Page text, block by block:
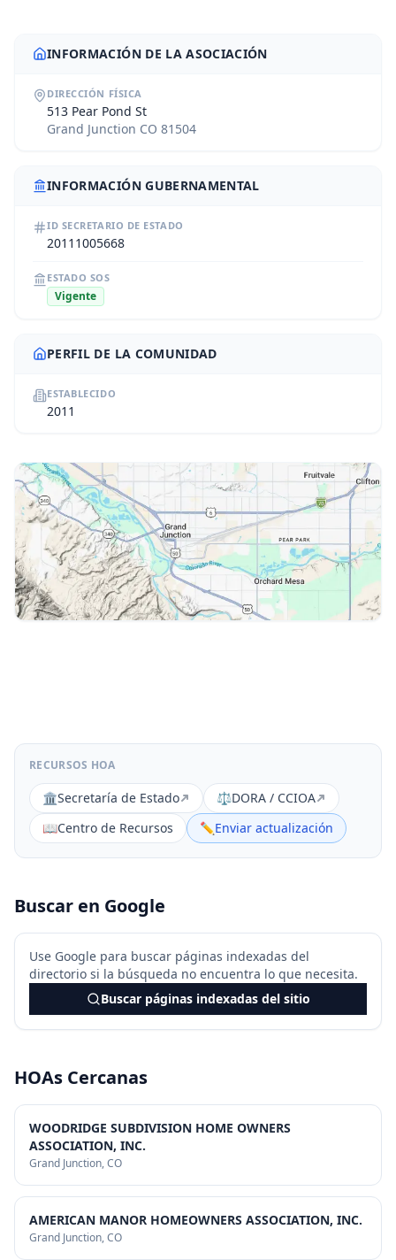
INFORMACIÓN DE LA ASOCIACIÓN
DIRECCIÓN FÍSICA
513 Pear Pond St
Grand Junction CO 81504
INFORMACIÓN GUBERNAMENTAL
ID SECRETARIO DE ESTADO
20111005668
ESTADO SOS
Vigente
PERFIL DE LA COMUNIDAD
ESTABLECIDO
2011
RECURSOS HOA
🏛️Secretaría de Estado ⚖️DORA / CCIOA
📖Centro de Recursos ✏️Enviar actualización
Buscar en Google
Use Google para buscar páginas indexadas del
directorio si la búsqueda no encuentra lo que necesita.
Buscar páginas indexadas del sitio
HOAs Cercanas
WOODRIDGE SUBDIVISION HOME OWNERS
ASSOCIATION, INC.
Grand Junction, CO
AMERICAN MANOR HOMEOWNERS ASSOCIATION, INC.
Grand Junction, CO